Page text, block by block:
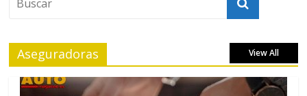
Aseguradoras View All